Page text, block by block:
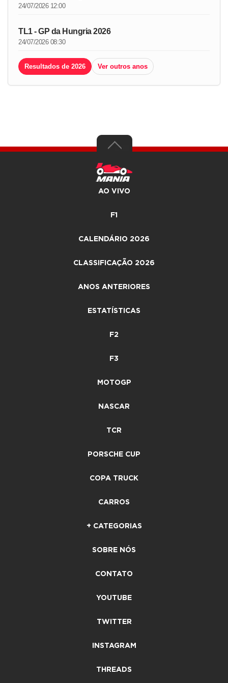
24/07/2026 12:00
TL1 - GP da Hungria 2026
24/07/2026 08:30
Resultados de 2026 Ver outros anos
AO VIVO
F1
CALENDÁRIO 2026
CLASSIFICAÇÃO 2026
ANOS ANTERIORES
ESTATÍSTICAS
F2
F3
MOTOGP
NASCAR
TCR
PORSCHE CUP
COPA TRUCK
CARROS
+ CATEGORIAS
SOBRE NÓS
CONTATO
YOUTUBE
TWITTER
INSTAGRAM
THREADS